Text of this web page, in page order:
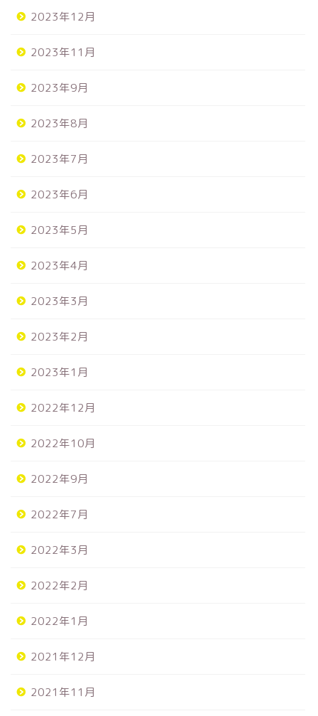
2023年12月
2023年11月
2023年9月
2023年8月
2023年7月
2023年6月
2023年5月
2023年4月
2023年3月
2023年2月
2023年1月
2022年12月
2022年10月
2022年9月
2022年7月
2022年3月
2022年2月
2022年1月
2021年12月
2021年11月